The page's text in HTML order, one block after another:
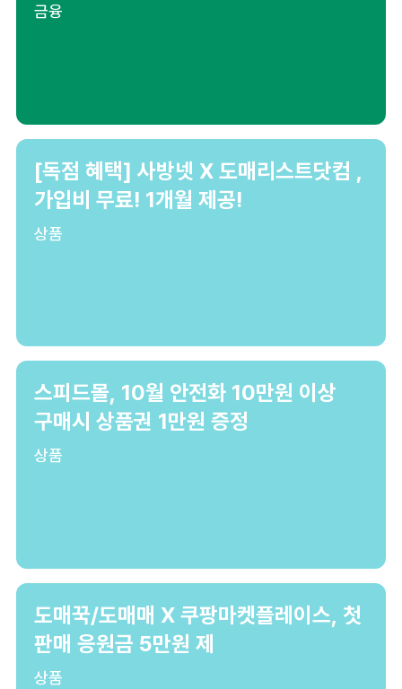
금융
[독점 혜택] 사방넷 X 도매리스트닷컴 ,
가입비 무료! 1개월 제공!
상품
스피드몰, 10월 안전화 10만원 이상
구매시 상품권 1만원 증정
상품
도매꾹/도매매 X 쿠팡마켓플레이스, 첫
판매 응원금 5만원 제
상품